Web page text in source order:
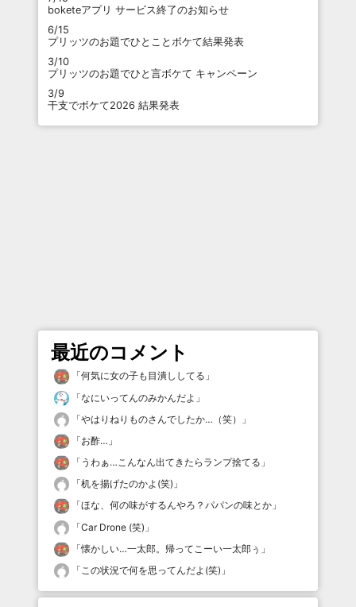
boketeアプリ サービス終了のお知らせ
6/15
プリッツのお題でひとことボケて結果発表
3/10
プリッツのお題でひと言ボケて キャンペーン
3/9
干支でボケて2026 結果発表
最近のコメント
「何気に女の子も目潰ししてる 」
「なにいってんのみかんだよ 」
「やはりねりものさんでしたか…（笑）
」
「お酢… 」
「 うわぁ…こんなん出てきたらランプ捨てる 」
「机を揚げたのかよ(笑) 」
「ほな、何の味がするんやろ？パパンの味とか 」
「Car Drone (笑) 」
「懐かしい…一太郎。帰ってこーい一太郎ぅ 」
「この状況で何を思ってんだよ(笑) 」